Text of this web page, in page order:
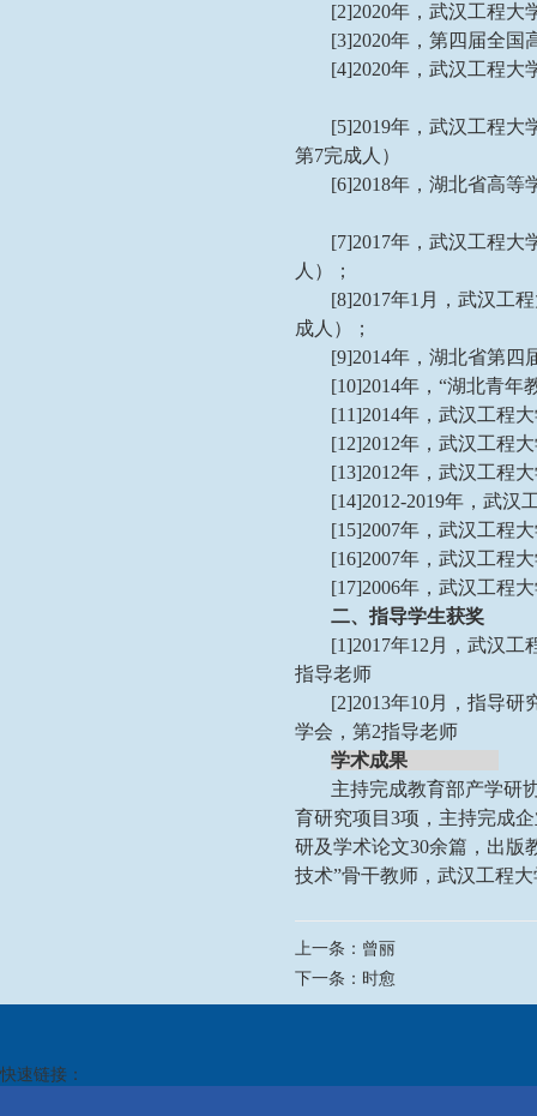
[2]2020年，武汉工程大
[3]2020年，第四届全国
[4]2020年，武汉工程大
[5]2019年，武汉工程
第7完成人）
[6]2018年，湖北省高等
[7]2017年，武汉工程大
人）；
[8]2017年1月，武汉工
成人）；
[9]2014年，湖北省第四
[10]2014年，“湖北青年
[11]2014年，武汉工程
[12]2012年，武汉工程
[13]2012年，武汉工程
[14]2012-2019年，武汉
[15]2007年，武汉工程
[16]2007年，武汉工程
[17]2006年，武汉工程
二、指导学生获奖
[1]2017年12月，武汉
指导老师
[2]2013年10月，指导
学会，第2指导老师
学术成果
主持完成教育部产学研
育研究项目3项，主持完成
研及学术论文30余篇，出版
技术”骨干教师，武汉工程
上一条： 曾丽
下一条： 时愈
快速链接：